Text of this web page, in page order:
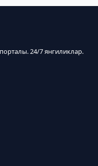
24/7 янгиликлар.